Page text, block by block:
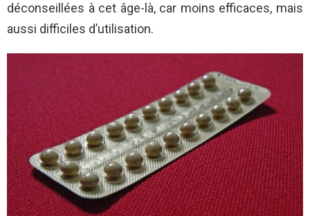
déconseillées à cet âge-là, car moins efficaces, mais
aussi difficiles d’utilisation.